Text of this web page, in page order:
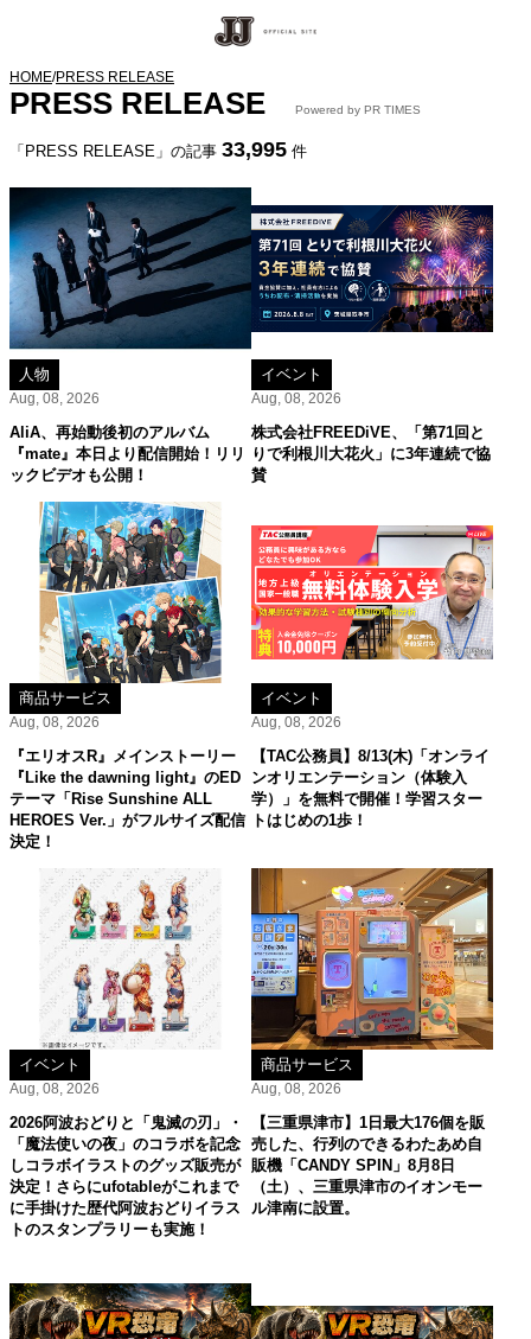
HOME/PRESS RELEASE
PRESS RELEASE Powered by PR TIMES
「PRESS RELEASE」の記事 33,995 件
人物
Aug, 08, 2026
AliA、再始動後初のアルバム
『mate』本日より配信開始！リリ
ックビデオも公開！
イベント
Aug, 08, 2026
株式会社FREEDiVE、「第71回と
りで利根川大花火」に3年連続で協
賛
商品サービス
Aug, 08, 2026
『エリオスR』メインストーリー
『Like the dawning light』のED
テーマ「Rise Sunshine ALL
HEROES Ver.」がフルサイズ配信
決定！
イベント
Aug, 08, 2026
【TAC公務員】8/13(木)「オンライ
ンオリエンテーション（体験入
学）」を無料で開催！学習スター
トはじめの1歩！
イベント
Aug, 08, 2026
2026阿波おどりと「鬼滅の刃」・
「魔法使いの夜」のコラボを記念
しコラボイラストのグッズ販売が
決定！さらにufotableがこれまで
に手掛けた歴代阿波おどりイラス
トのスタンプラリーも実施！
商品サービス
Aug, 08, 2026
【三重県津市】1日最大176個を販
売した、行列のできるわたあめ自
販機「CANDY SPIN」8月8日
（土）、三重県津市のイオンモー
ル津南に設置。